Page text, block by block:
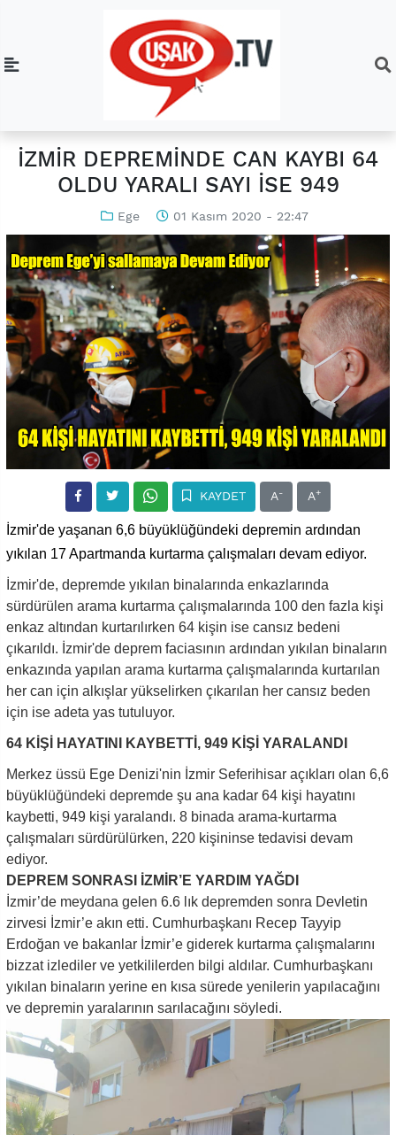
İZMİR DEPREMİNDE CAN KAYBI 64
OLDU YARALI SAYI İSE 949
Ege 01 Kasım 2020 - 22:47
KAYDET A- A+
İzmir'de yaşanan 6,6 büyüklüğündeki depremin ardından
yıkılan 17 Apartmanda kurtarma çalışmaları devam ediyor.
İzmir'de, depremde yıkılan binalarında enkazlarında
sürdürülen arama kurtarma çalışmalarında 100 den fazla kişi
enkaz altından kurtarılırken 64 kişin ise cansız bedeni
çıkarıldı. İzmir'de deprem faciasının ardından yıkılan binaların
enkazında yapılan arama kurtarma çalışmalarında kurtarılan
her can için alkışlar yükselirken çıkarılan her cansız beden
için ise adeta yas tutuluyor.
64 KİŞİ HAYATINI KAYBETTİ, 949 KİŞİ YARALANDI
Merkez üssü Ege Denizi'nin İzmir Seferihisar açıkları olan 6,6
büyüklüğündeki depremde şu ana kadar 64 kişi hayatını
kaybetti, 949 kişi yaralandı. 8 binada arama-kurtarma
çalışmaları sürdürülürken, 220 kişininse tedavisi devam
ediyor.
DEPREM SONRASI İZMİR’E YARDIM YAĞDI
İzmir’de meydana gelen 6.6 lık depremden sonra Devletin
zirvesi İzmir’e akın etti. Cumhurbaşkanı Recep Tayyip
Erdoğan ve bakanlar İzmir’e giderek kurtarma çalışmalarını
bizzat izlediler ve yetkililerden bilgi aldılar. Cumhurbaşkanı
yıkılan binaların yerine en kısa sürede yenilerin yapılacağını
ve depremin yaralarının sarılacağını söyledi.